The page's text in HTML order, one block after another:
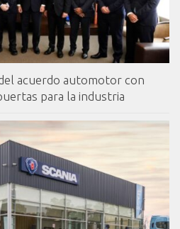
acuerdo automotor con
para la industria